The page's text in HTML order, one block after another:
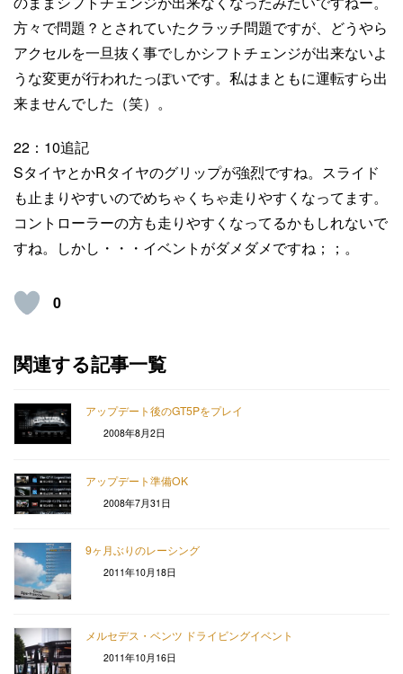
方々で問題？とされていたクラッチ問題ですが、どうやら
アクセルを一旦抜く事でしかシフトチェンジが出来ないよ
うな変更が行われたっぽいです。私はまともに運転すら出
来ませんでした（笑）。
22：10追記
SタイヤとかRタイヤのグリップが強烈ですね。スライド
も止まりやすいのでめちゃくちゃ走りやすくなってます。
コントローラーの方も走りやすくなってるかもしれないで
すね。しかし・・・イベントがダメダメですね；；。
0
関連する記事一覧
アップデート後のGT5Pをプレイ
2008年8月2日
アップデート準備OK
2008年7月31日
9ヶ月ぶりのレーシング
2011年10月18日
メルセデス・ベンツ ドライビングイベント
2011年10月16日